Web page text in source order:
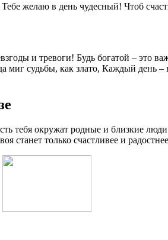
желаю в день чудесный! Чтоб
и тревоги! Будь богатой – это
судьбы, как злато, Каждый день
тебя окружат родные и близкие
станет только счастливее и